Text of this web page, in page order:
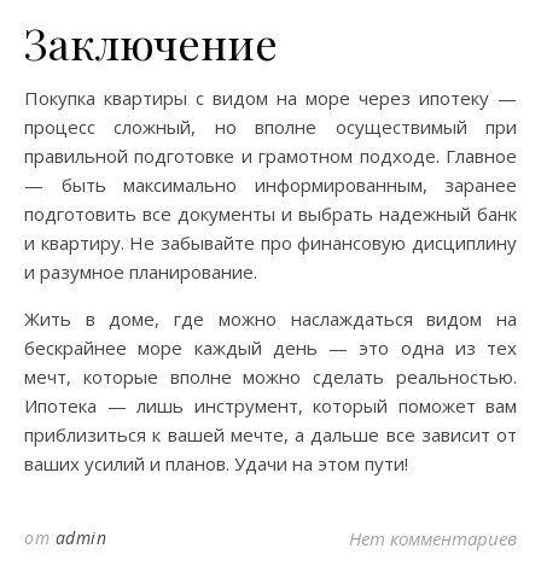
Заключение
Покупка квартиры с видом на море через ипотеку —
процесс сложный, но вполне осуществимый при
правильной подготовке и грамотном подходе. Главное
— быть максимально информированным, заранее
подготовить все документы и выбрать надежный банк
и квартиру. Не забывайте про финансовую дисциплину
и разумное планирование.
Жить в доме, где можно наслаждаться видом на
бескрайнее море каждый день — это одна из тех
мечт, которые вполне можно сделать реальностью.
Ипотека — лишь инструмент, который поможет вам
приблизиться к вашей мечте, а дальше все зависит от
ваших усилий и планов. Удачи на этом пути!
от admin Нет комментариев